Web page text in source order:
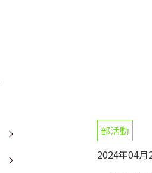
部活動
2024年04月
学校長挨拶
教訓・教育目標
教育の特色
文理探究科
年間行事
部活動